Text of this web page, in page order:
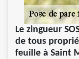
Le zingueur
de tous
feuille à Saint